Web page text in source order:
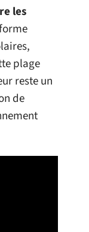
les
plage
reste un
de